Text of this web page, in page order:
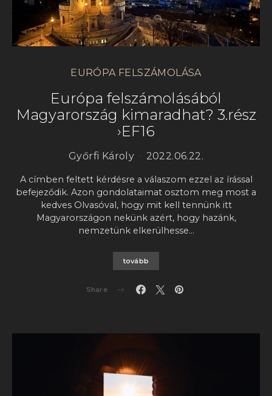
EURÓPA FELSZÁMOLÁSA
Európa felszámolásából
Magyarország kimaradhat? 3.rész
›EF16
Győrfi Károly 2022.06.22.
A címben feltett kérdésre a válaszom ezzel az írással
befejeződik. Azon gondolataimat osztom meg most a
kedves Olvasóval, hogy mit kell tennünk itt
Magyarországon nekünk azért, hogy hazánk,
nemzetünk elkerülhesse…
tovább
Share